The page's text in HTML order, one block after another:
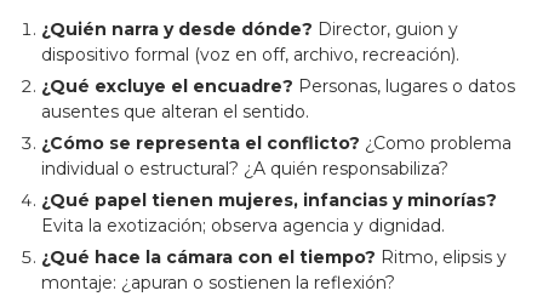
¿Quién narra y desde dónde? Director, guion y
dispositivo formal (voz en off, archivo, recreación).
¿Qué excluye el encuadre? Personas, lugares o datos
ausentes que alteran el sentido.
¿Cómo se representa el conflicto? ¿Como problema
individual o estructural? ¿A quién responsabiliza?
¿Qué papel tienen mujeres, infancias y minorías?
Evita la exotización; observa agencia y dignidad.
¿Qué hace la cámara con el tiempo? Ritmo, elipsis y
montaje: ¿apuran o sostienen la reflexión?